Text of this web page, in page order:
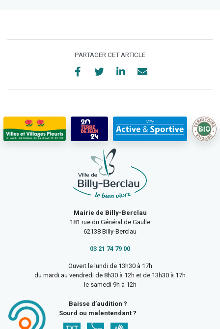
PARTAGER CET ARTICLE
Mairie de Billy-Berclau
181 rue du Général de Gaulle
62138 Billy-Berclau
03 21 74 79 00
Ouvert le lundi de 13h30 à 17h
du mardi au vendredi de 8h30 à 12h et de 13h30 à 17h
le samedi 9h à 12h
Baisse d’audition ?
Sourd ou malentendant ?